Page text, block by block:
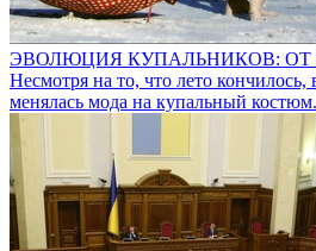
ЭВОЛЮЦИЯ КУПАЛЬНИКОВ:
Несмотря на то, что лето
менялась мода на купальный костюм.